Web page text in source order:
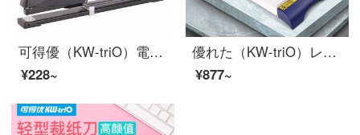
可得優（KW-triO）電動ホッチキス機の省力アームオフィスステープル/大型ホッチキス/ステープル/20-210ページの予約ができます。
¥228~
優れた（KW-triO）レーザーポジショニングペーパーカッターオフィスペーパーカッター写真カッターカッターA 4-A 3 3036規格
¥877~